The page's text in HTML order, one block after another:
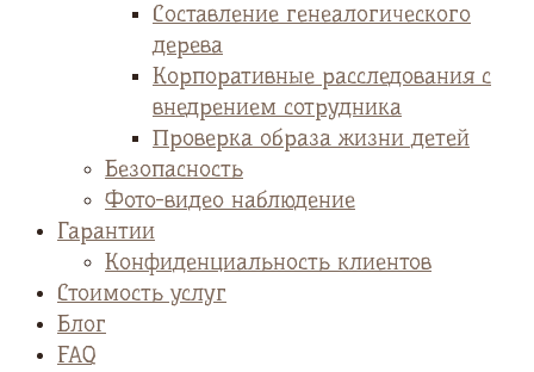
Cоставление генеалогического
дерева
Корпоративные расследования с
внедрением сотрудника
Проверка образа жизни детей
Безопасность
Фото-видео наблюдение
Гарантии
Конфиденциальность клиентов
Стоимость услуг
Блог
FAQ